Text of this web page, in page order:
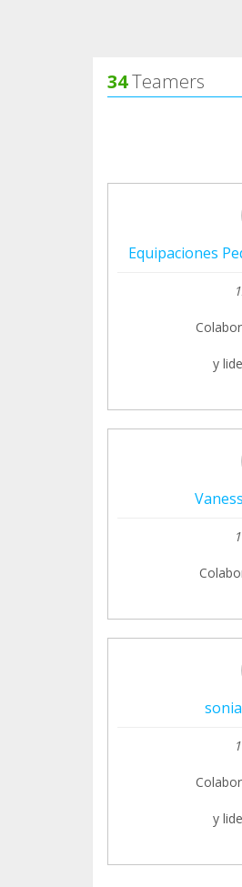
34Teamers
Equipaciones
y
y